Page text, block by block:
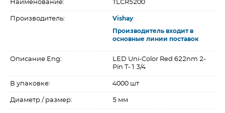
Наименование: TLCR5200
Производитель: Vishay
Производитель входит в
основные линии поставок
Описание Eng:
LED Uni-Color Red 622nm 2-
Pin T-1 3/4
В упаковке: 4000 шт
Диаметр / размер: 5 мм